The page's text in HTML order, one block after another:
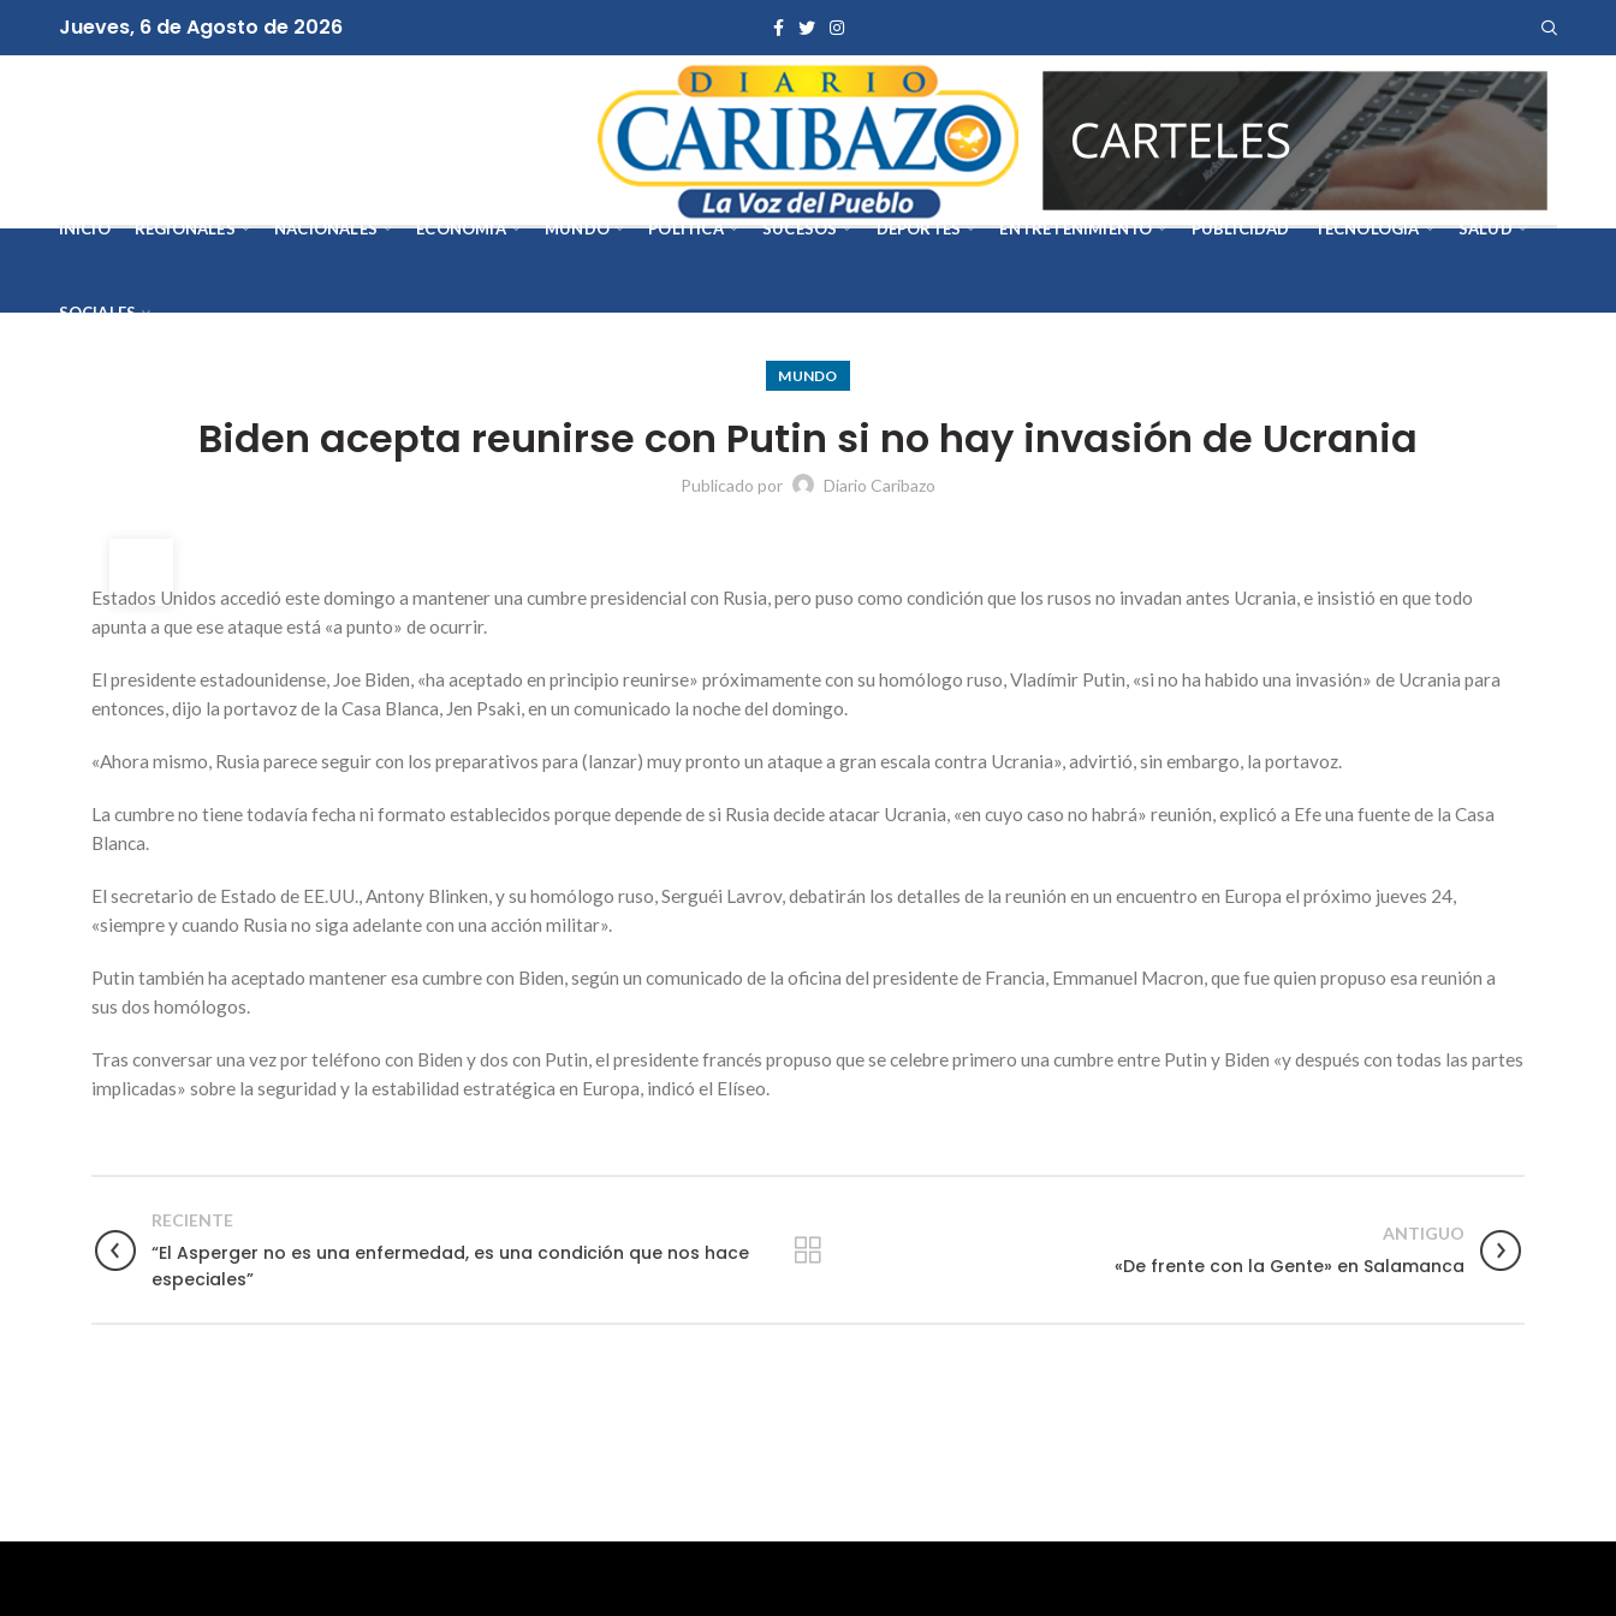
Jueves, 6 de Agosto de 2026
INICIO REGIONALES NACIONALES ECONOMÍA MUNDO POLÍTICA SUCESOS DEPORTES ENTRETENIMIENTO PUBLICIDAD TECNOLOGÍA SALUD
SOCIALES
MUNDO
Biden acepta reunirse con Putin si no hay invasión de Ucrania
Publicado por Diario Caribazo
FEB
Estados Unidos accedió este domingo a mantener una cumbre presidencial con Rusia, pero puso como condición que los rusos no invadan antes Ucrania, e insistió en que todo
apunta a que ese ataque está «a punto» de ocurrir.
El presidente estadounidense, Joe Biden, «ha aceptado en principio reunirse» próximamente con su homólogo ruso, Vladímir Putin, «si no ha habido una invasión» de Ucrania para
entonces, dijo la portavoz de la Casa Blanca, Jen Psaki, en un comunicado la noche del domingo.
«Ahora mismo, Rusia parece seguir con los preparativos para (lanzar) muy pronto un ataque a gran escala contra Ucrania», advirtió, sin embargo, la portavoz.
La cumbre no tiene todavía fecha ni formato establecidos porque depende de si Rusia decide atacar Ucrania, «en cuyo caso no habrá» reunión, explicó a Efe una fuente de la Casa
Blanca.
El secretario de Estado de EE.UU., Antony Blinken, y su homólogo ruso, Serguéi Lavrov, debatirán los detalles de la reunión en un encuentro en Europa el próximo jueves 24,
«siempre y cuando Rusia no siga adelante con una acción militar».
Putin también ha aceptado mantener esa cumbre con Biden, según un comunicado de la oficina del presidente de Francia, Emmanuel Macron, que fue quien propuso esa reunión a
sus dos homólogos.
Tras conversar una vez por teléfono con Biden y dos con Putin, el presidente francés propuso que se celebre primero una cumbre entre Putin y Biden «y después con todas las partes
implicadas» sobre la seguridad y la estabilidad estratégica en Europa, indicó el Elíseo.
RECIENTE
“El Asperger no es una enfermedad, es una condición que nos hace
especiales”
ANTIGUO
«De frente con la Gente» en Salamanca